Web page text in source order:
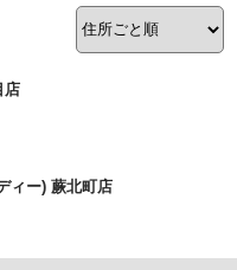
店
ィー) 蕨北町店